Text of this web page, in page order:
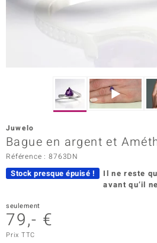
Juwelo
Bague en argent et
Référence : 8763DN
Stock presque épuisé ! Il ne reste
avant qu’il
seulement
79,- €
Prix TTC